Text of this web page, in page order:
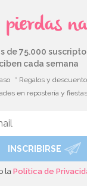
pierdas
de 75.000
cada semana
* Regalos y
en repostería y fiestas
INSCRIBIRSE
laPolítica de